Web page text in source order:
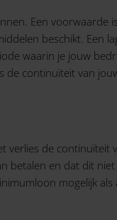
Een voorwaarde
beschikt. Een
waarin je jouw
de continuïteit van
verlies de continuïteit
betalen en dat dit niet
mogelijk als